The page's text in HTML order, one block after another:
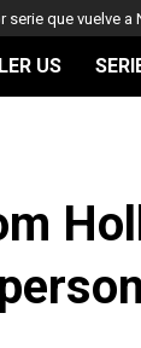
serie que vuelve a
US